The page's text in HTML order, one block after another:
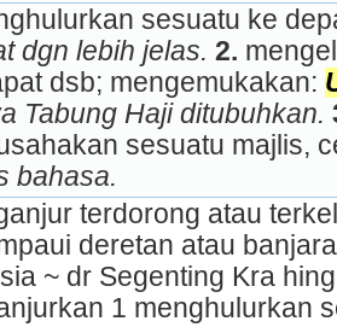
sesuatu ke
dgn lebih jelas. 2.
dsb; mengemukakan:
Tabung Haji ditubuhkan.
sesuatu majlis,
bahasa.
terdorong atau
deretan atau
~ dr Segenting Kra
1 menghulurkan